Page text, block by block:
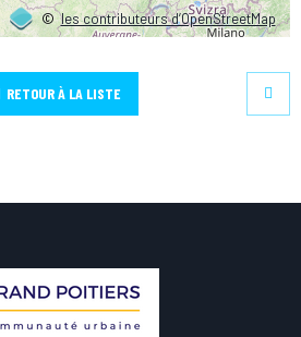
©les contributeurs d’OpenStreetMap
RETOUR À LA LISTE